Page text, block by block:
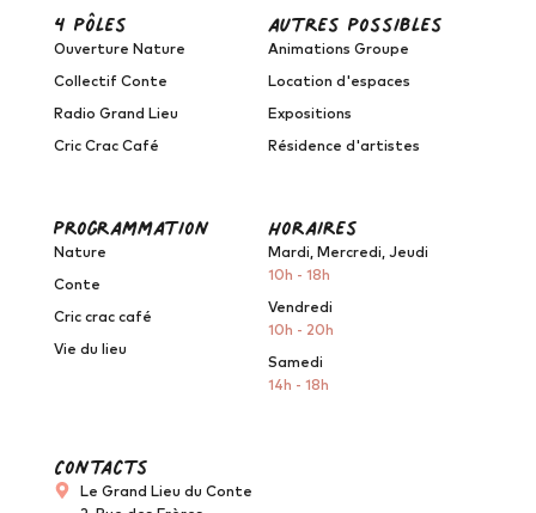
4 pôles
Ouverture Nature
Collectif Conte
Radio Grand Lieu
Cric Crac Café
autres possibles
Animations Groupe
Location d'espaces
Expositions
Résidence d'artistes
programmation
Nature
Conte
Cric crac café
Vie du lieu
horaires
Mardi, Mercredi, Jeudi
10h - 18h
Vendredi
10h - 20h
Samedi
14h - 18h
Contacts
Le Grand Lieu du Conte